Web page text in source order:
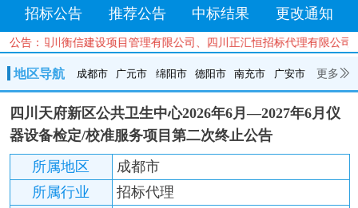
招标公告 推荐公告 中标结果 更改通知
公告：四川衡信建设项目管理有限公司、四川正汇恒招标代理有
地区导航 成都市 广元市 绵阳市 德阳市 南充市 广安市 更多
成都市 广元市 绵阳市 德阳市 南充市 广安市
遂宁市
内江市
乐山市 自贡市 泸州市 宜宾市 攀枝花
达州市
资阳市 眉山市 雅安市 阿坝州 甘孜州 凉山州
四川天府新区公共卫生中心2026年6月—2027年6月仪
器设备检定/校准服务项目第二次终止公告
所属地区
成都市
所属行业
招标代理